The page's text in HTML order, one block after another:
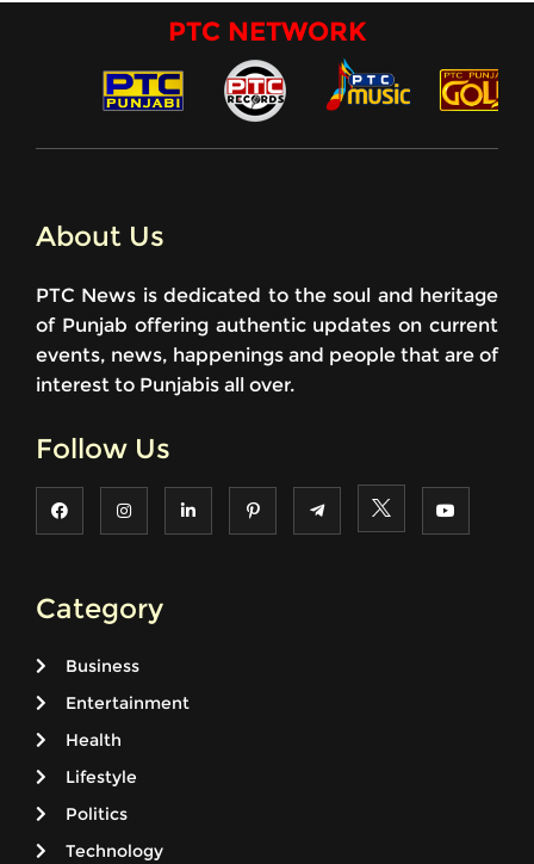
PTC NETWORK
About Us
PTC News is dedicated to the soul and heritage
of Punjab offering authentic updates on current
events, news, happenings and people that are of
interest to Punjabis all over.
Follow Us
Category
Business
Entertainment
Health
Lifestyle
Politics
Technology